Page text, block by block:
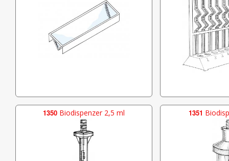
1350 Biodispenzer 2,5 ml 1351